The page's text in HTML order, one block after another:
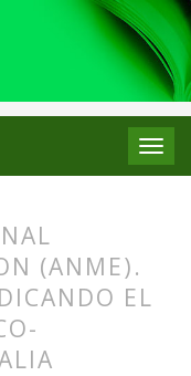
Centros de Patrimonio
(ANME).
EL